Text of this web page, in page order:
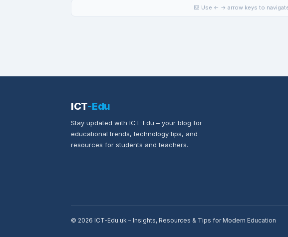
⌨️ Use ← → arrow keys to
ICT-Edu
Stay updated with ICT-Edu – your blog for
educational trends, technology tips, and
resources for students and teachers.
© 2026 ICT-Edu.uk – Insights, Resources & Tips for Modern Education